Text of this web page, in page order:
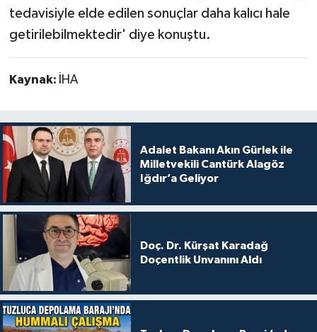
tedavisiyle elde edilen sonuçlar daha kalıcı hale
getirilebilmektedir' diye konuştu.
Kaynak: İHA
Adalet Bakanı Akın Gürlek ile
Milletvekili Cantürk Alagöz
Iğdır’a Geliyor
Doç. Dr. Kürşat Karadağ
Doçentlik Unvanını Aldı